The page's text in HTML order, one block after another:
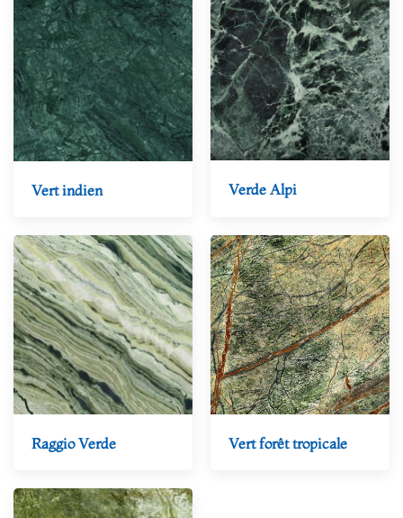
Vert indien Verde Alpi
Raggio Verde Vert forêt tropicale